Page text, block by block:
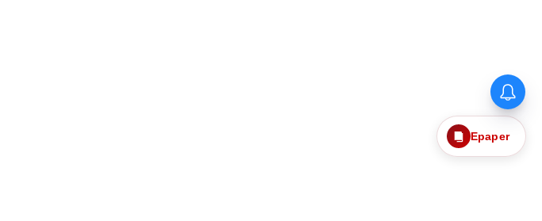
Epaper